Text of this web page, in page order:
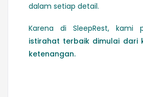
dalam setiap detail.
Karena di SleepRest, kami
istirahat terbaik dimulai dari
ketenangan.